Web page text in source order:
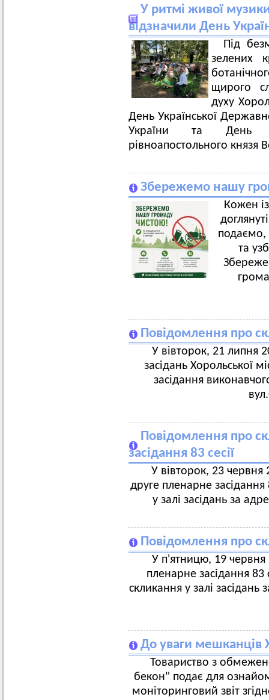
У ритмі живої
відзначили День
Під
зелених
щирого
духу
День Української
України та День
рівноапостольного князя
Збережемо нашу
Кожен
подаємо,
та
Повідомлення про
У вівторок, 21 липня
засідань Хорольської
засідання
Повідомлення про
засідання 83 сесії
У вівторок, 23 червня
друге пленарне засідання
у залі засідань за
Повідомлення про
У п'ятницю, 19 червня
пленарне засідання 83
скликання у залі
До уваги мешканців
Товариство з
бекон" подає для
моніторинговий звіт